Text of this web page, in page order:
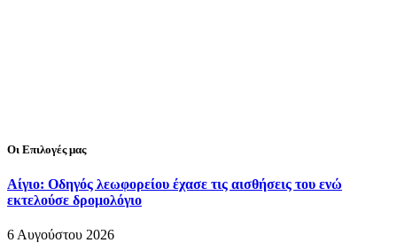
Οι Επιλογές μας
Αίγιο: Οδηγός λεωφορείου έχασε τις αισθήσεις του ενώ
εκτελούσε δρομολόγιο
6 Αυγούστου 2026